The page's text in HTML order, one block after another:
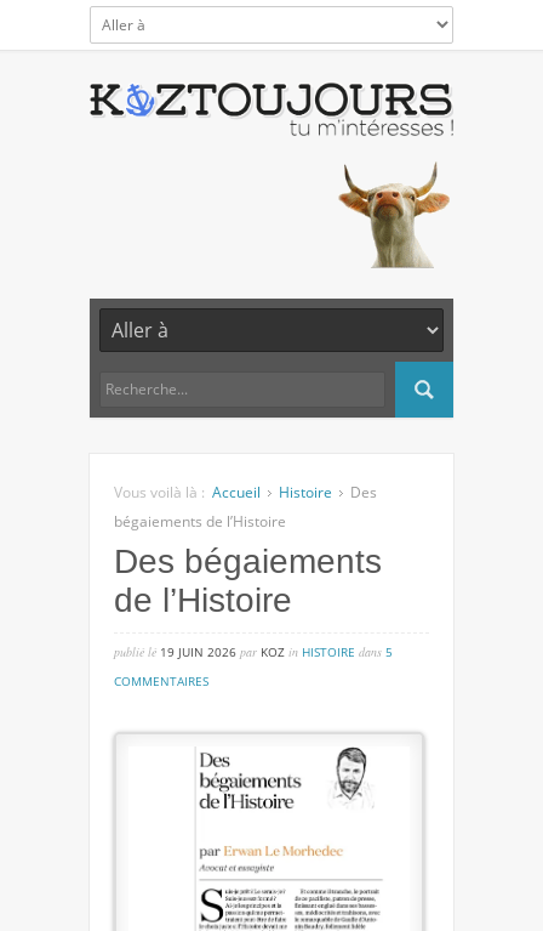
Vous voilà là : Accueil Histoire
Des
bégaiements de l’Histoire
Des bégaiements
de l’Histoire
publié lé 19 JUIN 2026 par KOZ in HISTOIRE dans 5
COMMENTAIRESsur
bégaiements
de
l’histoire